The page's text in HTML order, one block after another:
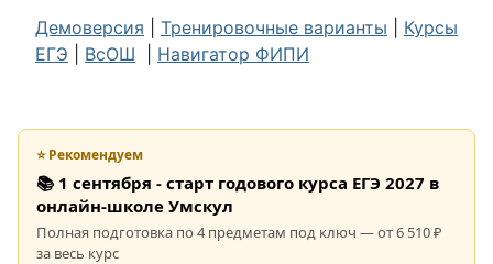
Демоверсия
Тренировочные варианты
Курсы
ЕГЭ
ВсОШ Навигатор ФИПИ
⭐ Рекомендуем
📚 1 сентября - старт годового курса ЕГЭ 2027 в
онлайн-школе Умскул
Полная подготовка по 4 предметам под ключ — от 6 510 ₽
за весь курс